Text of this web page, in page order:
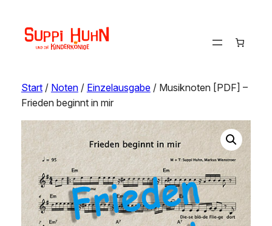
Start/ Noten/ Einzelausgabe/ Musiknoten [PDF] –
Frieden beginnt in mir